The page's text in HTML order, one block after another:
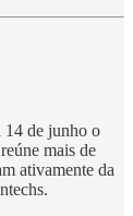
14 de junho o
mais de
ativamente da